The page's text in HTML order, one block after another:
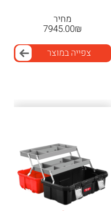
מחיר
₪
7945.00
צפייה במוצר